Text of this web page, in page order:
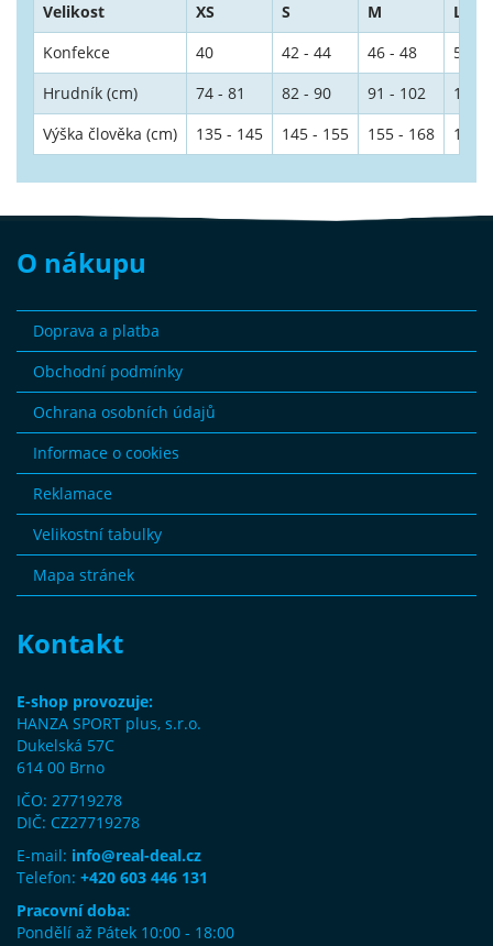
Velikost XS S M
L
Konfekce
40 42 - 44 46 - 48
50 -
Hrudník (cm)
74 - 81 82 - 90 91 - 102
103
Výška člověka (cm)
135 - 145 145 - 155 155 - 168 168
O nákupu
Doprava a platba
Obchodní podmínky
Ochrana osobních údajů
Informace o cookies
Reklamace
Velikostní tabulky
Mapa stránek
Kontakt
E-shop provozuje:
HANZA SPORT plus, s.r.o.
Dukelská 57C
614 00 Brno
IČO: 27719278
DIČ: CZ27719278
E-mail: info@real-deal.cz
Telefon: +420 603 446 131
Pracovní doba:
Pondělí až Pátek 10:00 - 18:00